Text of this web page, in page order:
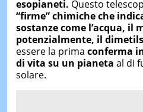
esopianeti. Questo
“firme” chimiche che
sostanze come l’acqua, il
potenzialmente, il
essere la prima conferma
di vita su un pianeta al di
solare.